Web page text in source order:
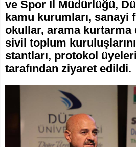
ve Spor İl Müdürlüğü,
kamu kurumları, sanayi
okullar, arama kurtarma
sivil toplum
stantları, protokol üyeleri
tarafından ziyaret edildi.